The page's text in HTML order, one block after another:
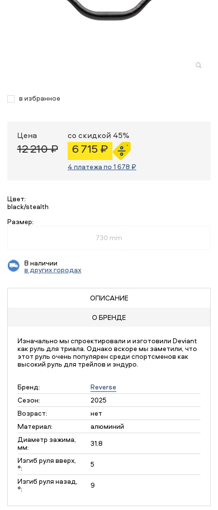
в избранное
Цена
12 210 ₽
со скидкой 45%
6 715 ₽
4 платежа по 1 678 ₽
Цвет:
black/stealth
Размер:
730 mm
В наличии
в других городах
ОПИСАНИЕ
О БРЕНДЕ
Изначально мы спроектировали и изготовили Deviant
как руль для триала. Однако вскоре мы заметили, что
этот руль очень популярен среди спортсменов как
высокий руль для трейлов и эндуро.
Бренд:
Reverse
Сезон:
2025
Возраст:
нет
Материал:
алюминий
Диаметр зажима,
мм:
31.8
Изгиб руля вверх,
°:
5
Изгиб руля назад,
°:
9